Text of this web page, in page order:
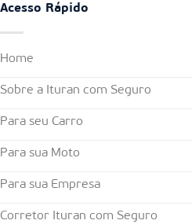
Acesso Rápido
Home
Sobre a Ituran com Seguro
Para seu Carro
Para sua Moto
Para sua Empresa
Corretor Ituran com Seguro